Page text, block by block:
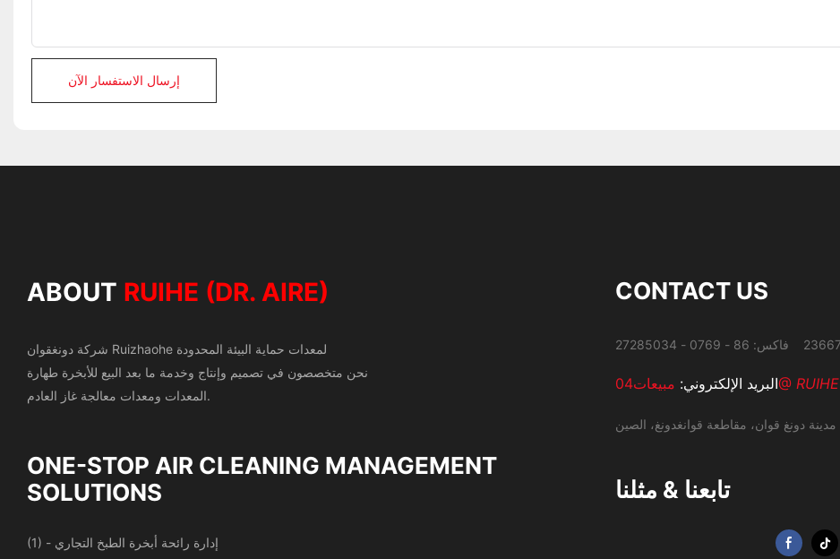
إرسال الاستفسار الآن
ABOUT RUIHE (DR. AIRE)
شركة دونغقوان Ruizhaohe لمعدات حماية البيئة المحدودة
نحن متخصصون في تصميم وإنتاج وخدمة ما بعد البيع للأبخرة طهارة
المعدات ومعدات معالجة غاز العادم.
ONE-STOP AIR CLEANING MANAGEMENT
SOLUTIONS
(1) - إدارة رائحة أبخرة الطبخ التجاري
CONTACT US
البريد الإلكتروني:مبيعات04@ RUIHE
مدينة دونغ قوان، مقاطعة قوانغدونغ، الصين
تابعنا & مثلنا